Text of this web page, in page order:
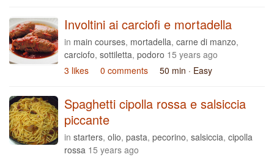
Involtini ai carciofi e mortadella
in main courses, mortadella, carne di manzo,
carciofo, sottiletta, podoro 15 years ago
3 likes
0 comments 50 min · Easy
Spaghetti cipolla rossa e salsiccia
piccante
in starters, olio, pasta, pecorino, salsiccia, cipolla
rossa 15 years ago